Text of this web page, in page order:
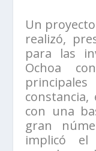
Un
realizó,
para las
Ochoa
con una
gran
implicó